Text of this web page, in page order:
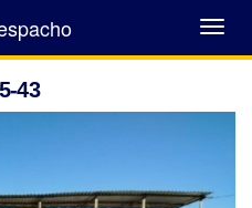
Abrir
Menu
43